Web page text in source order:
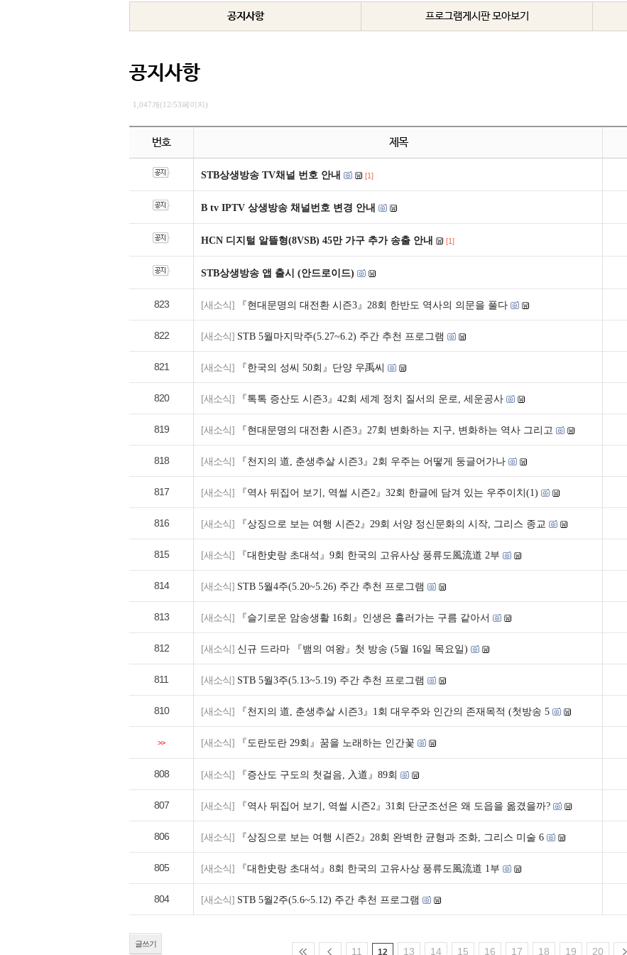
공지사항 프로그램게시판 모아보기
공지사항
1,047개(12/53페이지)
번호 제목
STB상생방송 TV채널 번호 안내 [1]
B tv IPTV 상생방송 채널번호 변경 안내
HCN 디지털 알뜰형(8VSB) 45만 가구 추가 송출 안내 [1]
STB상생방송 앱 출시 (안드로이드)
823 [새소식] 『현대문명의 대전환 시즌3』28회 한반도 역사의 의문을 풀다
822 [새소식] STB 5월마지막주(5.27~6.2) 주간 추천 프로그램
821 [새소식] 『한국의 성씨 50회』단양 우禹씨
820 [새소식] 『톡톡 증산도 시즌3』42회 세계 정치 질서의 운로, 세운공사
819 [새소식] 『현대문명의 대전환 시즌3』27회 변화하는 지구, 변화하는 역사 그리고
818 [새소식] 『천지의 道, 춘생추살 시즌3』2회 우주는 어떻게 둥글어가나
817 [새소식] 『역사 뒤집어 보기, 역썰 시즌2』32회 한글에 담겨 있는 우주이치(1)
816 [새소식] 『상징으로 보는 여행 시즌2』29회 서양 정신문화의 시작, 그리스 종교
815 [새소식] 『대한史랑 초대석』9회 한국의 고유사상 풍류도風流道 2부
814 [새소식] STB 5월4주(5.20~5.26) 주간 추천 프로그램
813 [새소식] 『슬기로운 암송생활 16회』인생은 흘러가는 구름 같아서
812 [새소식] 신규 드라마 『뱀의 여왕』첫 방송 (5월 16일 목요일)
811 [새소식] STB 5월3주(5.13~5.19) 주간 추천 프로그램
810 [새소식] 『천지의 道, 춘생추살 시즌3』1회 대우주와 인간의 존재목적 (첫방송 5
>> [새소식] 『도란도란 29회』꿈을 노래하는 인간꽃
808 [새소식] 『증산도 구도의 첫걸음, 入道』89회
807 [새소식] 『역사 뒤집어 보기, 역썰 시즌2』31회 단군조선은 왜 도읍을 옮겼을까?
806 [새소식] 『상징으로 보는 여행 시즌2』28회 완벽한 균형과 조화, 그리스 미술 6
805 [새소식] 『대한史랑 초대석』8회 한국의 고유사상 풍류도風流道 1부
804 [새소식] STB 5월2주(5.6~5.12) 주간 추천 프로그램
글쓰기
11 12 13 14 15 16 17 18 19 20